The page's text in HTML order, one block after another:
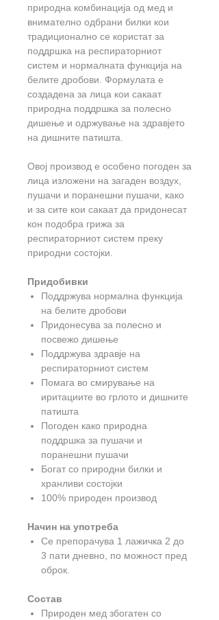
природна комбинација од мед и
внимателно одбрани билки кои
традиционално се користат за
поддршка на респираторниот
систем и нормалната функција на
белите дробови. Формулата е
создадена за лица кои сакаат
природна поддршка за полесно
дишење и одржување на здравјето
на дишните патишта.
Овој производ е особено погоден за
лица изложени на загаден воздух,
пушачи и поранешни пушачи, како
и за сите кои сакаат да придонесат
кон подобра грижа за
респираторниот систем преку
природни состојки.
Придобивки
Поддржува нормална функција
на белите дробови
Придонесува за полесно и
посвежо дишење
Поддржува здравје на
респираторниот систем
Помага во смирување на
иритациите во грлото и дишните
патишта
Погоден како природна
поддршка за пушачи и
поранешни пушачи
Богат со природни билки и
хранливи состојки
100% природен производ
Начин на употреба
Се препорачува 1 лажичка 2 до
3 пати дневно, по можност пред
оброк.
Состав
Природен мед збогатен со